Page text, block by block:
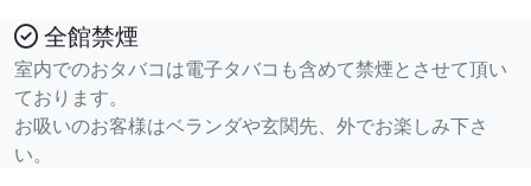
全館禁煙
室内でのおタバコは電子タバコも含めて禁煙とさせて頂い
ております。
お吸いのお客様はベランダや玄関先、外でお楽しみ下さ
い。